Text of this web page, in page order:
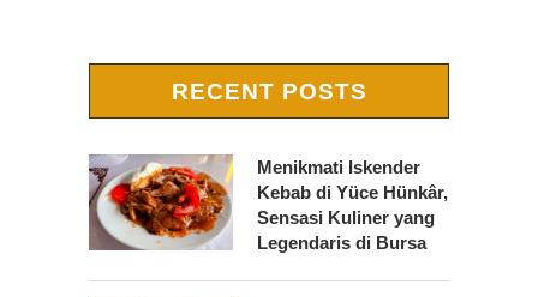
RECENT POSTS
Menikmati Iskender
Kebab di Yüce Hünkâr,
Sensasi Kuliner yang
Legendaris di Bursa